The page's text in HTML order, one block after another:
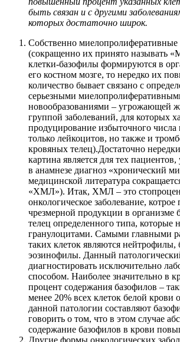
быть связан и с другими
которых достаточно широк.
Собственно миелопролиферативные
(сокращенно их принято называть
клетки-базофилы формируются в
его костном мозге, то нередко их
количество бывает связано с
серьезными
новообразованиями – угрожающей
группой заболеваний, для которых
продуцирование избыточного числа
только лейкоцитов, но также и
кровяных телец).Достаточно
картина является для тех
в анамнезе диагноз «хронический
медицинской литература
«ХМЛ»). Итак, ХМЛ – это
онкологическое заболевание,
чрезмерной продукции в организме
телец определенного типа, которые
гранулоцитами. Самыми главными
таких клеток являются нейтрофилы,
эозинофилы. Данный
диагностировать исключительно
способом. Наиболее значительно в
процент содержания базофилов –
менее 20% всех клеток белой крови
данной патологии составляют
говорить о том, что в этом случае
содержание базофилов в крови